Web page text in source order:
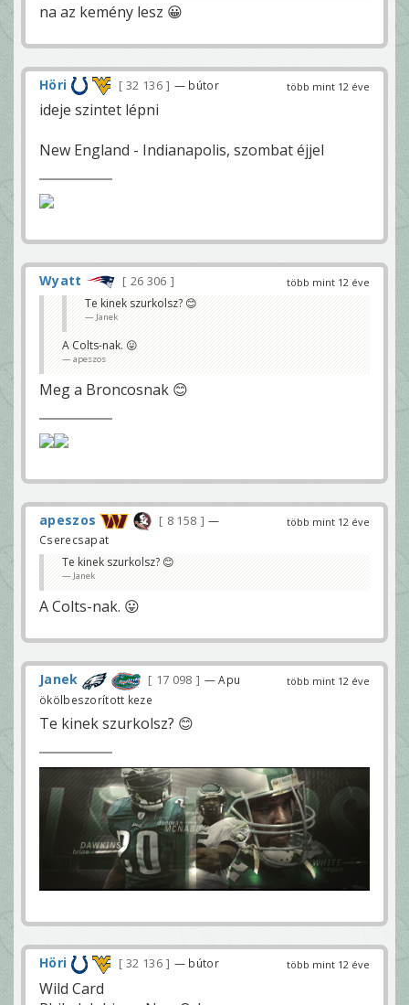
na az kemény lesz 😀
több mint 12 éve
Höri 32 136 — bútor
ideje szintet lépni
New England - Indianapolis, szombat éjjel
több mint 12 éve
Wyatt
26 306
Te kinek szurkolsz? 😊
Janek
A Colts-nak. 😛
apeszos
Meg a Broncosnak 😊
több mint 12 éve
apeszos 8 158
—
Cserecsapat
Te kinek szurkolsz? 😊
Janek
A Colts-nak. 😛
több mint 12 éve
Janek 17 098
— Apu
ökölbeszorított keze
Te kinek szurkolsz? 😊
több mint 12 éve
Höri 32 136 — bútor
Wild Card